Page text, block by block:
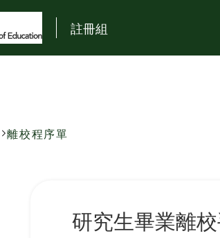
註冊組
離校程序單
研究生畢業離